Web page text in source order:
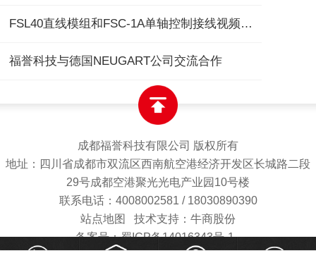
FSL40直线模组和FSC-1A单轴控制接线视频教程
福誉科技与德国NEUGART公司交流合作
成都福誉科技有限公司 版权所有
地址：四川省成都市双流区西南航空港经济开发区长城路二段
29号成都空港聚光光电产业园10号楼
联系电话：4008002581 / 18030890390
站点地图
技术支持：牛商股份
备案号：蜀ICP备14016343号-1